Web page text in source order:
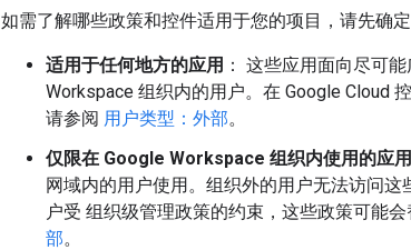
如需了解哪些政策和控件适用于您的项目，请先确定
适用于任何地方的应用 ： 这些应用面向尽可
Workspace 组织内的用户。在 Google Cloud
请参阅 用户类型：外部。
仅限在 Google Workspace 组织内使用的应用
网域内的用户使用。组织外的用户无法访问这
户受 组织级管理政策的约束，这些政策可能
部。